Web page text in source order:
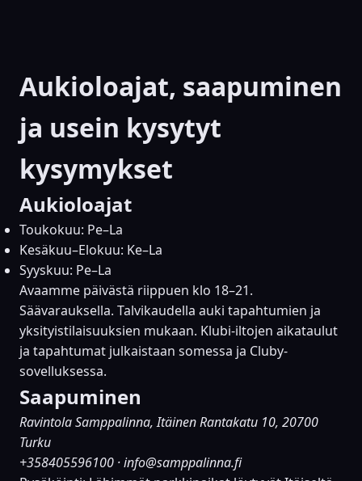
Aukioloajat, saapuminen
ja usein kysytyt
kysymykset
Aukioloajat
Toukokuu: Pe–La
Kesäkuu–Elokuu: Ke–La
Syyskuu: Pe–La
Avaamme päivästä riippuen klo 18–21.
Säävarauksella. Talvikaudella auki tapahtumien ja
yksityistilaisuuksien mukaan. Klubi-iltojen aikataulut
ja tapahtumat julkaistaan somessa ja Cluby-
sovelluksessa.
Saapuminen
Ravintola Samppalinna, Itäinen Rantakatu 10, 20700
Turku
+358405596100 ·info@samppalinna.fi